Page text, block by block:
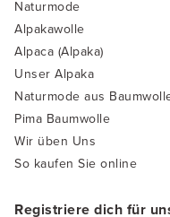
Naturmode
Alpakawolle
Alpaca (Alpaka)
Unser Alpaka
Naturmode aus
Pima Baumwolle
Wir üben Uns
So kaufen Sie online
Registriere dich für